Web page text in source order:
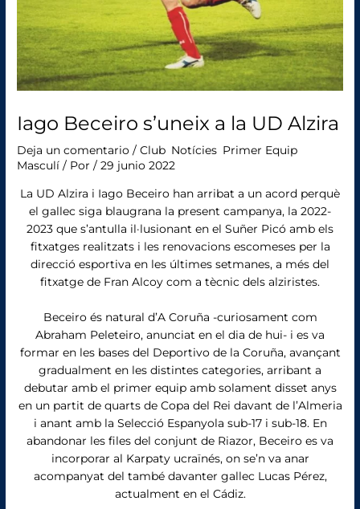
Iago Beceiro s’uneix a la UD Alzira
Deja un comentario /Club Notícies Primer Equip
Masculí / Por/29 junio 2022
La UD Alzira i Iago Beceiro han arribat a un acord perquè
el gallec siga blaugrana la present campanya, la 2022-
2023 que s’antulla il·lusionant en el Suñer Picó amb els
fitxatges realitzats i les renovacions escomeses per la
direcció esportiva en les últimes setmanes, a més del
fitxatge de Fran Alcoy com a tècnic dels alziristes.
Beceiro és natural d’A Coruña -curiosament com
Abraham Peleteiro, anunciat en el dia de hui- i es va
formar en les bases del Deportivo de la Coruña, avançant
gradualment en les distintes categories, arribant a
debutar amb el primer equip amb solament disset anys
en un partit de quarts de Copa del Rei davant de l’Almeria
i anant amb la Selecció Espanyola sub-17 i sub-18. En
abandonar les files del conjunt de Riazor, Beceiro es va
incorporar al Karpaty ucraïnés, on se’n va anar
acompanyat del també davanter gallec Lucas Pérez,
actualment en el Cádiz.